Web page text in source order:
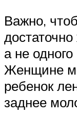
Важно,
а не
Женщине
ребенок
заднее